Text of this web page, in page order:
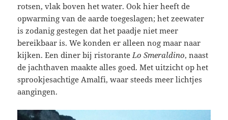
rotsen, vlak boven het water. Ook hier heeft de
opwarming van de aarde toegeslagen; het zeewater
is zodanig gestegen dat het paadje niet meer
bereikbaar is. We konden er alleen nog maar naar
kijken. Een diner bij ristorante Lo Smeraldino, naast
de jachthaven maakte alles goed. Met uitzicht op het
sprookjesachtige Amalfi, waar steeds meer lichtjes
aangingen.